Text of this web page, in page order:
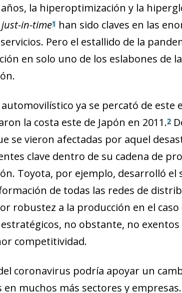
la hiperoptimización y la
just-in-time1han sido claves en las
Pero el estallido de la
en solo uno de los eslabones de
automovilístico ya se percató de
la costa este de Japón en 2011.2
se vieron afectadas por aquel
clave dentro de su cadena de
Toyota, por ejemplo, de­­sarrolló el
de todas las redes de
robustez a la producción en el
no obstante, no
competitividad.
coronavirus podría apoyar un
muchos más sectores y